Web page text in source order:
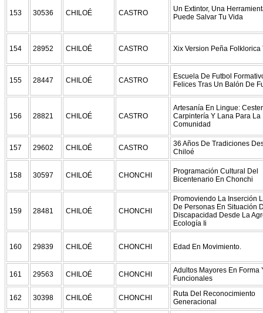
153 30536 CHILOÉ CASTRO
Un Extintor, Una
Puede Salvar Tu Vida
154 28952 CHILOÉ CASTRO Xix Version Peña Folklorica
155 28447 CHILOÉ CASTRO
Escuela De Futbol
Felices Tras Un Balón De
156 28821 CHILOÉ CASTRO
Artesanía En Lingue:
Carpintería Y Lana Para La
Comunidad
157 29602 CHILOÉ CASTRO
36 Años De Tradiciones
Chiloé
158 30597 CHILOÉ CHONCHI
Programación Cultural Del
Bicentenario En Chonchi
159 28481 CHILOÉ CHONCHI
Promoviendo La Inserción
De Personas En Situación
Discapacidad Desde La
Ecología Ii
160 29839 CHILOÉ CHONCHI Edad En Movimiento.
161 29563 CHILOÉ CHONCHI
Adultos Mayores En Forma
Funcionales
162 30398 CHILOÉ CHONCHI
Ruta Del Reconocimiento
Generacional